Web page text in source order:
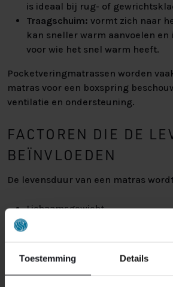
Toestemming Details
is ideaal bij rug- of
Traagschuim: vormt zich naar
kan sneller warm aanvoelen
voor wie het snel warm heeft.
Pocketveringmatrassen worden
matras voor een boxspring
ventilatie en ondersteuning.
FACTOREN DIE DE
BEÏNVLOEDEN
De levensduur van een matras
Lichaamsgewicht
Vocht en ventilatie
Het is raadzaam om uw matras elke